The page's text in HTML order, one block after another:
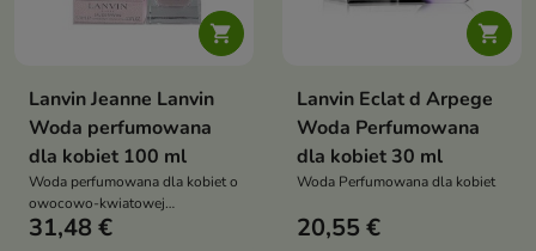

Lanvin Jeanne Lanvin
Woda perfumowana
dla kobiet 100 ml
Woda perfumowana dla kobiet o
owocowo-kwiatowej
kompozycji z nutami jeżyn, róży i
31,48 €

Lanvin Eclat d Arpege
Woda Perfumowana
dla kobiet 30 ml
Woda Perfumowana dla kobiet
20,55 €